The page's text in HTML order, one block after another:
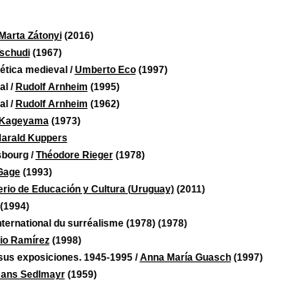
Marta Zátonyi(2016)
(1967)
medieval /Umberto Eco(1997)
/ Rudolf Arnheim (1995)
/ Rudolf Arnheim (1962)
(1973)
Kuppers
/Théodore Rieger(1978)
(1993)
de Educación y Cultura (Uruguay)(2011)
du surréalisme (1978)(1978)
Ramírez(1998)
exposiciones. 1945-1995/Anna María Guasch(1997)
Sedlmayr(1959)